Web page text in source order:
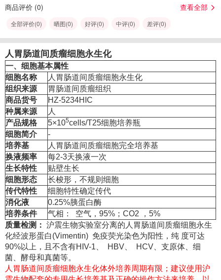
商品评价 (0) 查看全部
全部评价(0) 晒图(0) 好评(0) 中评(0) 差评(0)
人胃肠道间质瘤细胞永生化
一、细胞基本属性
细胞名称
人胃肠道间质瘤细胞永生化
组织来源
胃肠道间质瘤组织
商品货号
HZ-5234HIC
种属来源
人
产品规格
5×105cells/T25细胞培养瓶
细胞简介
-
培养基
人胃肠道间质瘤细胞完全培养基
换液频率
每2-3天换液一次
生长特性
贴壁生长
细胞形态
长梭形，不规则细胞
传代特性
细胞特性确定传代
消化液
0.25%胰蛋白酶
培养条件
气相： 空气，95%；CO2 ，5%
质量检测： 沪震生物实验室分离的人胃肠道间质瘤细胞永生
化经波形蛋白(Vimentin) 免疫荧光染色为阳性，纯 度可达
90%以上，且不含有HIV-1、 HBV、 HCV、支原体、细
菌、酵母和真菌等。
人胃肠道间质瘤细胞永生化体外培养周期有限；建议使用沪